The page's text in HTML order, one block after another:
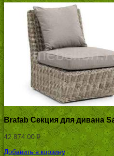
Brafab Секция для дивана
42,874.00 Р
УБ.
Добавить в корзину